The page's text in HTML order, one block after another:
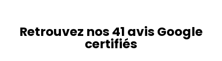
Retrouvez nos 41 avis Google
certifiés